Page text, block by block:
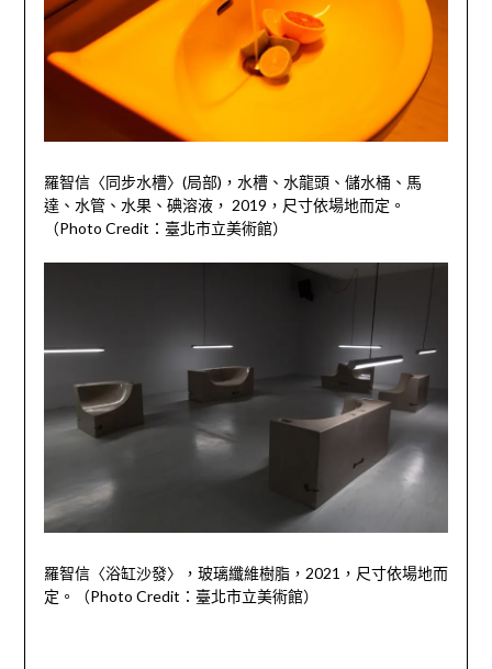
羅智信〈同步水槽〉 (局部) ，水槽、水龍頭、儲水桶、馬
達、水管、水果、碘溶液， 2019 ，尺寸依場地而定。
（Photo Credit ：臺北市立美術館）
羅智信〈浴缸沙發〉，玻璃纖維樹脂， 2021 ，尺寸依場地而
定。（Photo Credit ：臺北市立美術館）